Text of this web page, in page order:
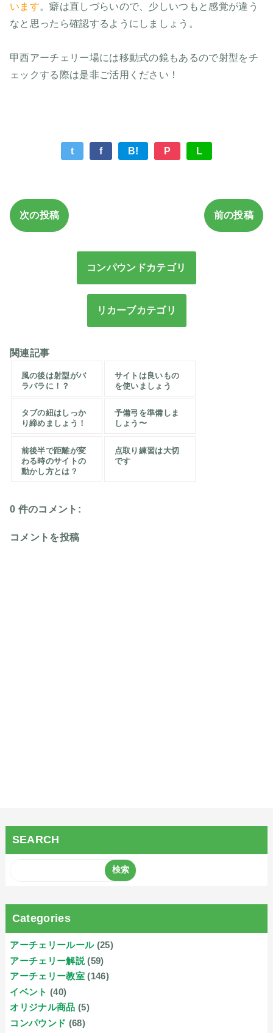
います。癖は直しづらいので、少しいつもと感覚が違う
なと思ったら確認するようにしましょう。
甲西アーチェリー場には移動式の鏡もあるので射型をチ
ェックする際は是非ご活用ください！
t f B! P L
次の投稿 前の投稿
コンパウンドカテゴリ
リカーブカテゴリ
関連記事
風の後は射型がバ
ラバラに！？
サイトは良いもの
を使いましょう
タブの紐はしっか
り締めましょう！
予備弓を準備しま
しょう〜
前後半で距離が変
わる時のサイトの
動かし方とは？
点取り練習は大切
です
0 件のコメント:
コメントを投稿
SEARCH
Categories
アーチェリールール (25)
アーチェリー解説 (59)
アーチェリー教室 (146)
イベント (40)
オリジナル商品 (5)
コンパウンド (68)